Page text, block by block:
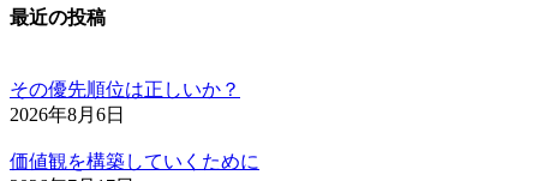
最近の投稿
その優先順位は正しいか？
2026年8月6日
価値観を構築していくために